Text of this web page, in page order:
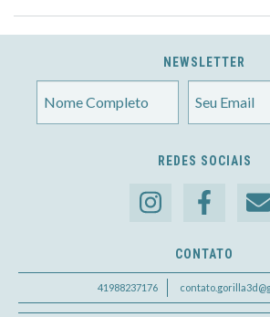
NEWSLETTER
REDES SOCIAIS
CONTATO
41988237176